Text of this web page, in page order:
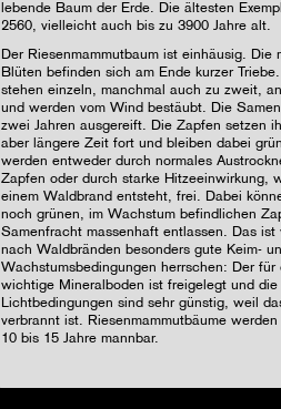
lebende Baum der Erde. Die ältesten
2560, vielleicht auch bis zu 3900 Jahre alt.
Der Riesenmammutbaum ist einhäusig. Die
Blüten befinden sich am Ende kurzer
stehen einzeln, manchmal auch zu zweit,
und werden vom Wind bestäubt. Die
zwei Jahren ausgereift. Die Zapfen setzen
aber längere Zeit fort und bleiben dabei
werden entweder durch normales
Zapfen oder durch starke Hitzeeinwirkung,
einem Waldbrand entsteht, frei. Dabei
noch grünen, im Wachstum befindlichen
Samenfracht massenhaft entlassen. Das ist
nach Waldbränden besonders gute Keim-
Wachstumsbedingungen herrschen: Der für
wichtige Mineralboden ist freigelegt und die
Lichtbedingungen sind sehr günstig, weil
verbrannt ist. Riesenmammutbäume
10 bis 15 Jahre mannbar.